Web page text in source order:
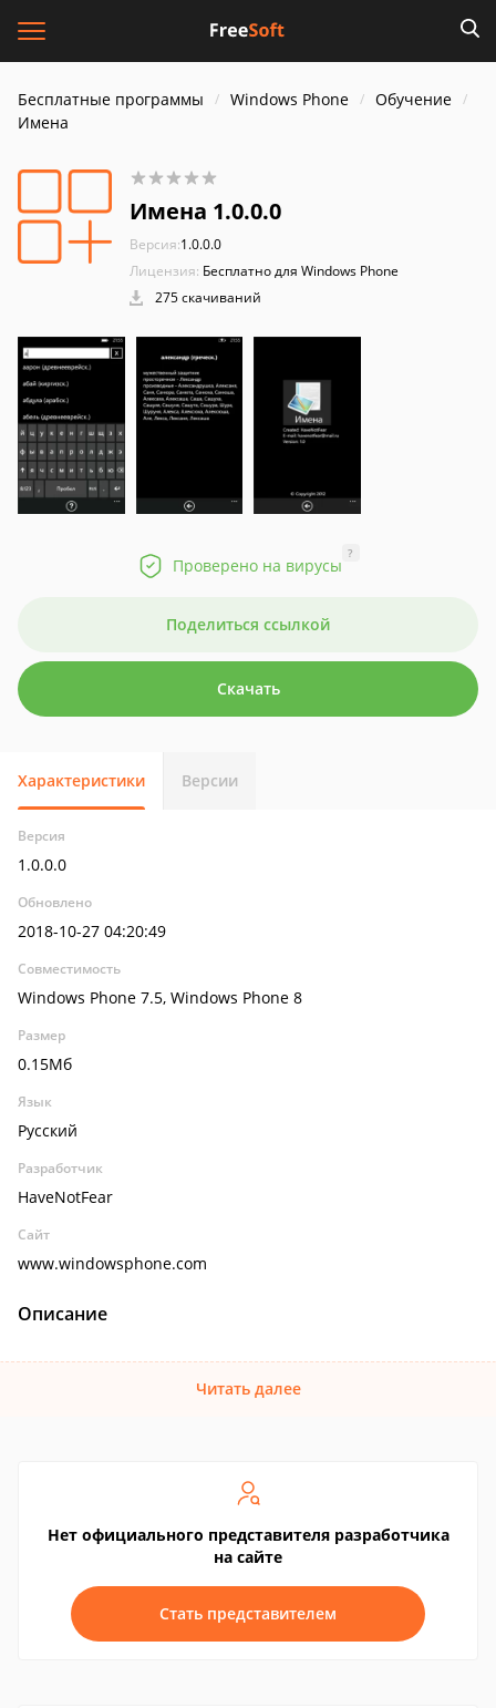
Бесплатные программы Windows Phone
Обучение
Имена
Имена 1.0.0.0
Версия:1.0.0.0
Лицензия: Бесплатно для Windows Phone
275 скачиваний
Проверено на вирусы
?
Поделиться ссылкой
Скачать
Характеристики Версии
Версия
1.0.0.0
Обновлено
2018-10-27 04:20:49
Совместимость
Windows Phone 7.5, Windows Phone 8
Размер
0.15Мб
Язык
Русский
Разработчик
HaveNotFear
Сайт
www.windowsphone.com
Описание
Читать далее
Нет официального представителя разработчика
на сайте
Стать представителем